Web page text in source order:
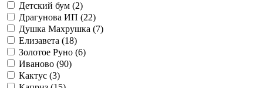
Детский бум (2)
Драгунова ИП (22)
Душка Махрушка (7)
Елизавета (18)
Золотое Руно (6)
Иваново (90)
Кактус (3)